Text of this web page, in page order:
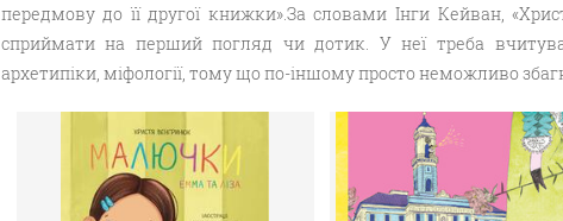
передмову до її другої книжки».За словами Інги Кейван,
сприймати на перший погляд чи дотик. У неї треба
архетипіки, міфології, тому що по-іншому просто неможливо